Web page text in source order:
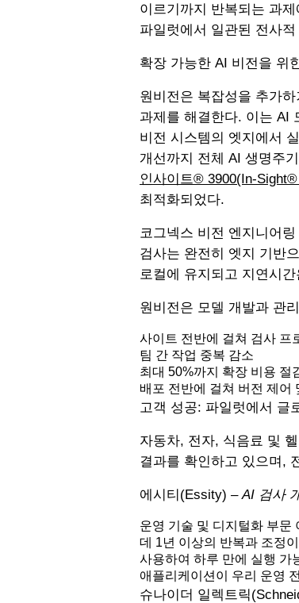
이르기까지 반복되는 과
파일럿에서 일관된 전사
확장 가능한 AI 비전을 위
원비전은 복잡성을 추가
과제를 해결한다. 이는 AI
비전 시스템의 엣지에서
개선까지 전체 AI 생명주
인사이트® 3900(In-Sight®
최적화되었다.
코그넥스 비전 엔지니어
검사는 완전히 엣지 기반
로컬에 유지되고 지연시
원비전은 모델 개발과 관
사이트 전반에 걸쳐 검사 프
팀 간 작업 중복 감소
최대 50%까지 확장 비용 절
배포 전반에 걸쳐 버전 제어
고객 성공: 파일럿에서 글
자동차, 전자, 식음료 및
결과를 확인하고 있으며,
에시티(Essity) – AI 검사
운영 기술 및 디지털화 부문
데 1년 이상의 반복과 조정
사용하여 하루 만에 실행 가
애플리케이션이 우리 운영
슈나이더 일렉트릭